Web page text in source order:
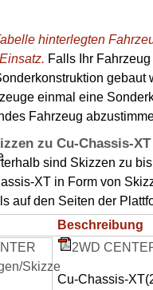
hinterlegten
Falls Ihr
gebaut
einmal eine
Fahrzeug
zu Cu-Chassis-XT
sind Skizzen zu
XT in Form von
auf den Seiten der
Beschreibung
2WD
Cu-Chassis-